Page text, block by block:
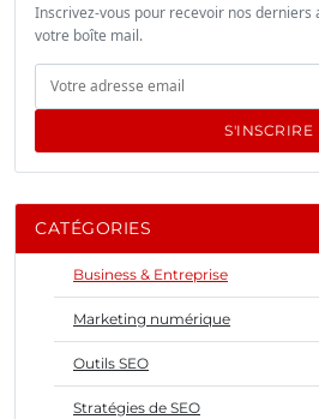
Inscrivez-vous pour recevoir nos
votre boîte mail.
S'INSCRIRE
CATÉGORIES
Business & Entreprise
Marketing numérique
Outils SEO
Stratégies de SEO